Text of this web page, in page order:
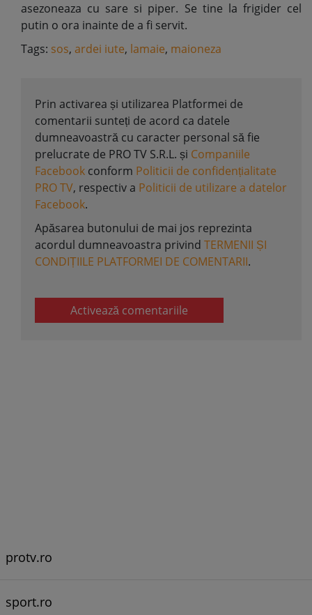
asezoneaza cu sare si piper. Se tine la frigider cel
putin o ora inainte de a fi servit.
Tags: sos, ardei iute, lamaie, maioneza
Prin activarea și utilizarea Platformei de
comentarii sunteți de acord ca datele
dumneavoastră cu caracter personal să fie
prelucrate de PRO TV S.R.L. și Companiile
Facebook conform Politicii de confidențialitate
PRO TV, respectiv a Politicii de utilizare a datelor
Facebook.
Apăsarea butonului de mai jos reprezinta
acordul dumneavoastra privind TERMENII ȘI
CONDIȚIILE PLATFORMEI DE COMENTARII.
Activează comentariile
protv.ro
sport.ro